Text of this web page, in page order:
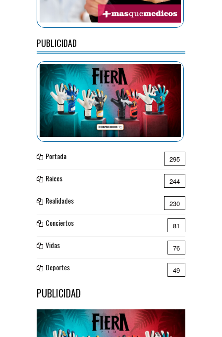
PUBLICIDAD
Portada 295
Raices 244
Realidades 230
Conciertos 81
Vidas 76
Deportes 49
PUBLICIDAD